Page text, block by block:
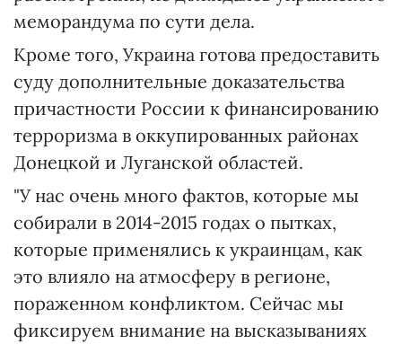
меморандума по сути дела.
Кроме того, Украина готова предоставить
суду дополнительные доказательства
причастности России к финансированию
терроризма в оккупированных районах
Донецкой и Луганской областей.
"У нас очень много фактов, которые мы
собирали в 2014-2015 годах о пытках,
которые применялись к украинцам, как
это влияло на атмосферу в регионе,
пораженном конфликтом. Сейчас мы
фиксируем внимание на высказываниях